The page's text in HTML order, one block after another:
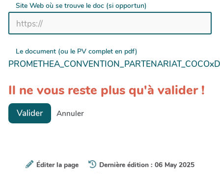
Site Web où se trouve le doc (si opportun)
Le document (ou le PV complet en pdf)
Il ne vous reste plus qu'à valider !
Valider Annuler
Éditer la page
Dernière édition : 06 May 2025